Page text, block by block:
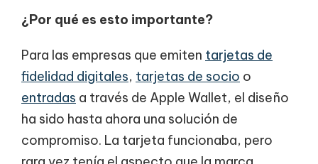
¿Por qué es esto importante?
Para las empresas que emiten tarjetas de
fidelidad digitales, tarjetas de socio o
entradas a través de Apple Wallet, el diseño
ha sido hasta ahora una solución de
compromiso. La tarjeta funcionaba, pero